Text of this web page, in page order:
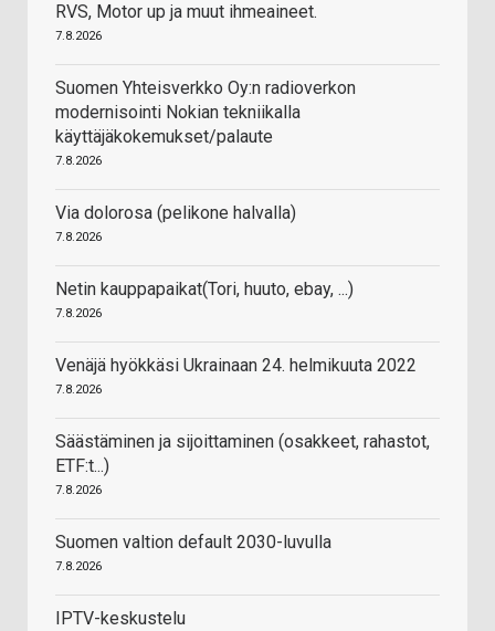
RVS, Motor up ja muut ihmeaineet.
7.8.2026
Suomen Yhteisverkko Oy:n radioverkon
modernisointi Nokian tekniikalla
käyttäjäkokemukset/palaute
7.8.2026
Via dolorosa (pelikone halvalla)
7.8.2026
Netin kauppapaikat(Tori, huuto, ebay, ...)
7.8.2026
Venäjä hyökkäsi Ukrainaan 24. helmikuuta 2022
7.8.2026
Säästäminen ja sijoittaminen (osakkeet, rahastot,
ETF:t...)
7.8.2026
Suomen valtion default 2030-luvulla
7.8.2026
IPTV-keskustelu